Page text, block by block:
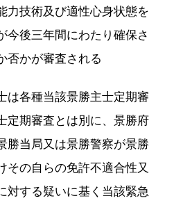
力技術及び適性心身状態を
今後三年間にわたり確保さ
否かが審査される
は各種当該景勝主士定期審
定期審査とは別に、景勝府
勝当局又は景勝警察が景勝
その自らの免許不適合性又
対する疑いに基く当該緊急